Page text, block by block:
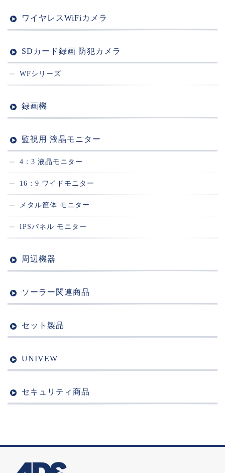
ワイヤレスWiFiカメラ
SDカード録画 防犯カメラ
WFシリーズ
録画機
監視用 液晶モニター
4：3 液晶モニター
16：9 ワイドモニター
メタル筐体 モニター
IPSパネル モニター
周辺機器
ソーラー関連商品
セット製品
UNIVEW
セキュリティ商品